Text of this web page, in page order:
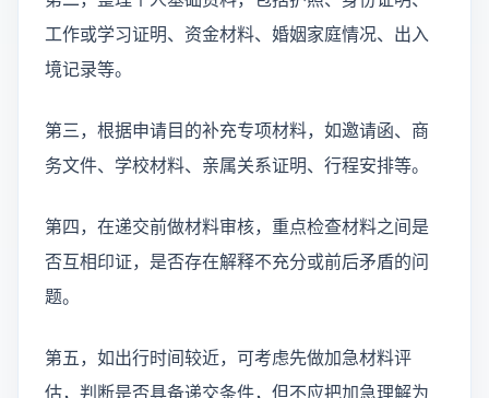
工作或学习证明、资金材料、婚姻家庭情况、出入
境记录等。
第三，根据申请目的补充专项材料，如邀请函、商
务文件、学校材料、亲属关系证明、行程安排等。
第四，在递交前做材料审核，重点检查材料之间是
否互相印证，是否存在解释不充分或前后矛盾的问
题。
第五，如出行时间较近，可考虑先做加急材料评
估，判断是否具备递交条件，但不应把加急理解为